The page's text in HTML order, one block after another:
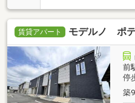
賃貸アパート モデルノ ポテ
前
停
築